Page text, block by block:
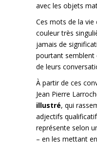
avec les objets
Ces mots de la
couleur très
jamais de
pourtant semblent
de leurs
À partir de ces
Jean Pierre
illustré, qui
adjectifs
représente selon
– en les mettant